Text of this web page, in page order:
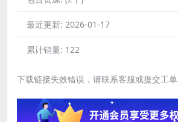
最近更新: 2026-01-17
累计销量: 122
下载链接失效错误，请联系客服或提交工单